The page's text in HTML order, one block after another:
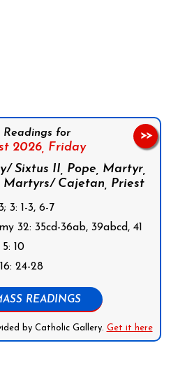
Readings for
2026, Friday
Sixtus II, Pope, Martyr,
Martyrs/ Cajetan, Priest
3: 1-3, 6-7
32: 35cd-36ab, 39abcd, 41
10
24-28
READINGS
by Catholic Gallery. Get it here
>>